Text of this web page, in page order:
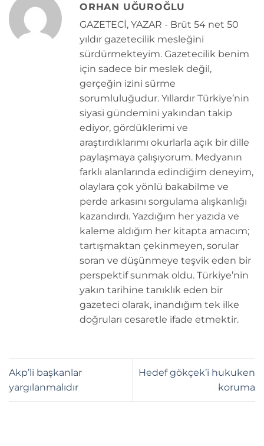
ORHAN UĞUROĞLU
GAZETECİ, YAZAR - Brüt 54 net 50
yıldır gazetecilik mesleğini
sürdürmekteyim. Gazetecilik benim
için sadece bir meslek değil,
gerçeğin izini sürme
sorumluluğudur. Yıllardır Türkiye’nin
siyasi gündemini yakından takip
ediyor, gördüklerimi ve
araştırdıklarımı okurlarla açık bir dille
paylaşmaya çalışıyorum. Medyanın
farklı alanlarında edindiğim deneyim,
olaylara çok yönlü bakabilme ve
perde arkasını sorgulama alışkanlığı
kazandırdı. Yazdığım her yazıda ve
kaleme aldığım her kitapta amacım;
tartışmaktan çekinmeyen, sorular
soran ve düşünmeye teşvik eden bir
perspektif sunmak oldu. Türkiye’nin
yakın tarihine tanıklık eden bir
gazeteci olarak, inandığım tek ilke
doğruları cesaretle ifade etmektir.
Akp’li başkanlar
yargılanmalıdır
Hedef gökçek’i hukuken
koruma